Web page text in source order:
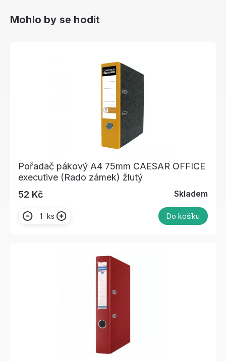
Mohlo by se hodit
Pořadač pákový A4 75mm CAESAR OFFICE
executive (Rado zámek) žlutý
52 Kč
Skladem
ks Do košíku